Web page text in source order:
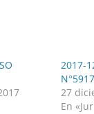
2017-
27
En